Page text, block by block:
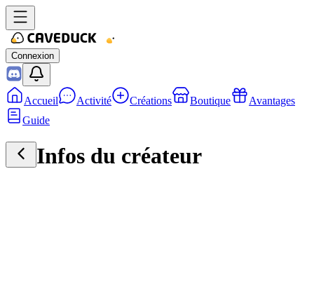
Connexion
Accueil Activité Créations Boutique
Avantages
Guide
Infos du créateur